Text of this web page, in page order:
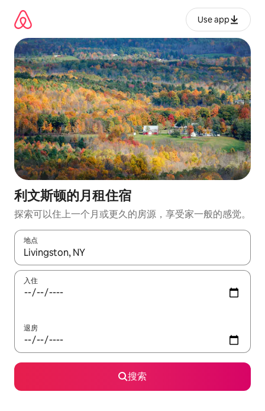
Use app
利文斯顿的月租住宿
探索可以住上一个月或更久的房源，享受家一般的感觉。
地点
如有搜索结果，请使用上下方向键查看，或通过点击或滑动手势
入住
退房
搜索